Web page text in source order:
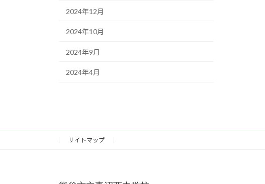
2024年12月
2024年10月
2024年9月
2024年4月
サイトマップ